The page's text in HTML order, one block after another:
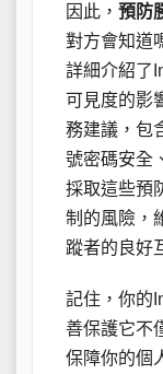
因此， 預防
對方會知道
詳細介紹了
可見度的影
務建議，包
號密碼安全
採取這些預
制的風險，
蹤者的良好
記住，你的
善保護它不
保障你的個